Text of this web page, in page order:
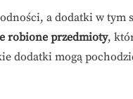
a dodatki w
robione przedmioty,
dodatki mogą